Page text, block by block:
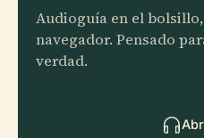
Audioguía en el
navegador. Pensado
verdad.